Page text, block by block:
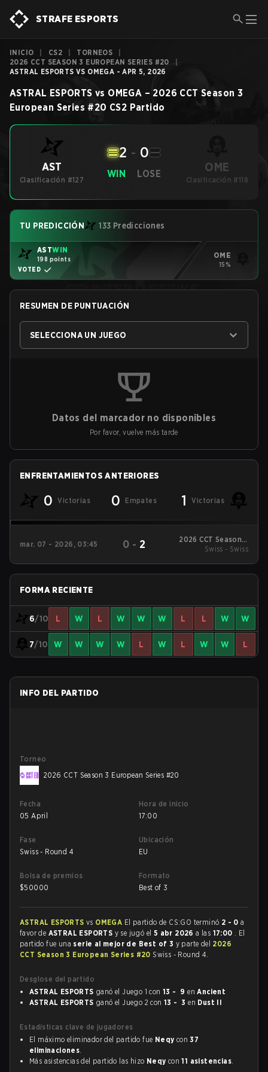
STRAFE ESPORTS
INICIO CS2 TORNEOS
2026 CCT SEASON 3 EUROPEAN SERIES #20
ASTRAL ESPORTS VS OMEGA - APR 5, 2026
ASTRAL ESPORTS vs OMEGA – 2026 CCT Season 3
European Series #20 CS2 Partido
AST
Clasificación #127
WIN
2 - 0
LOSE OME
Clasificación #118
TU PREDICCIÓN 133 Predicciones
ASTWIN
198 points
VOTED
OME
15%
RESUMEN DE PUNTUACIÓN
SELECCIONA UN JUEGO
Datos del marcador no disponibles
Por favor, vuelve más tarde
ENFRENTAMIENTOS ANTERIORES
0 Victorias 0 Empates 1 Victorias
mar. 07 - 2026, 03:45 0 - 2
2026 CCT Season 3
European Series #17
Swiss - Swiss
FORMA RECIENTE
6/10 L W L W W W L L W W
7/10 W W W W L W L W W L
INFO DEL PARTIDO
Torneo
2026 CCT Season 3 European Series #20
Fecha
05 April
Hora de inicio
17:00
Fase
Swiss - Round 4
Ubicación
EU
Bolsa de premios
$50000
Formato
Best of 3
ASTRAL ESPORTS vs OMEGA El partido de CS:GO terminó 2 - 0 a
favor de ASTRAL ESPORTS y se jugó el 5 abr 2026a las 17:00 . El
partido fue una serie al mejor de Best of 3 y parte del 2026
CCT Season 3 European Series #20 Swiss - Round 4.
Desglose del partido
ASTRAL ESPORTS ganó el Juego 1 con13 - 9 enAncient
ASTRAL ESPORTS ganó el Juego 2 con13 - 3 en Dust II
Estadísticas clave de jugadores
El máximo eliminador del partido fue Neqy con37
eliminaciones.
Más asistencias del partido las hizo Neqy con11 asistencias.